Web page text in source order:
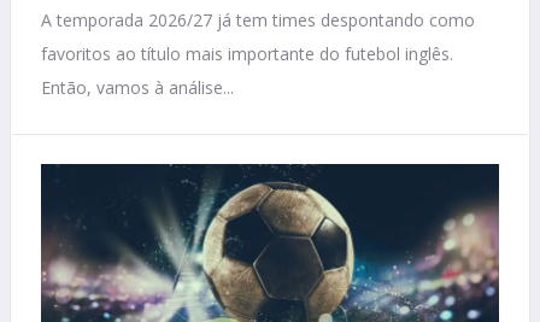
A temporada 2026/27 já tem times despontando como
favoritos ao título mais importante do futebol inglês.
Então, vamos à análise...